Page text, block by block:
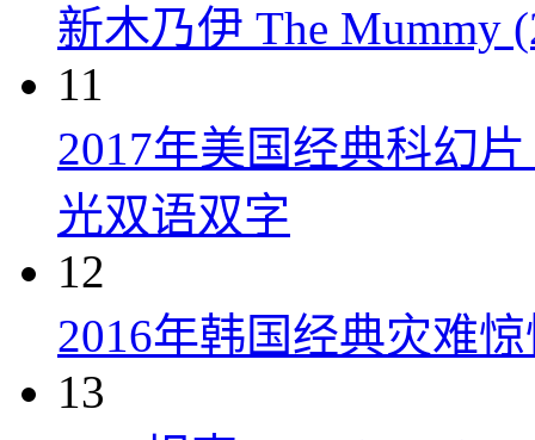
新木乃伊 The Mummy
11
2017年美国经典科幻
光双语双字
12
2016年韩国经典灾难
13